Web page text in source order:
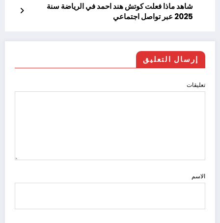
شاهد ماذا فعلت كوتش هند احمد في الرياضة سنة
2025 عبر تواصل اجتماعي
إرسال التعليق
تعليقات
الاسم